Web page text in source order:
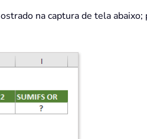
na captura de tela